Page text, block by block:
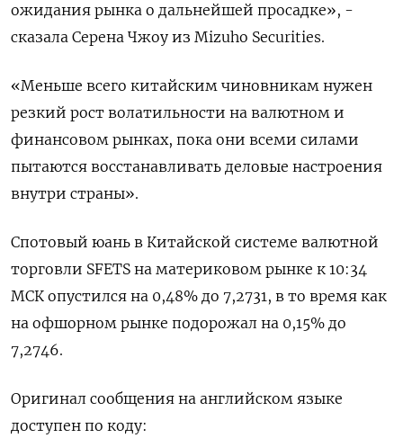
ожидания рынка о дальнейшей просадке», -
сказала Серена Чжоу из Mizuho Securities.
«Меньше всего китайским чиновникам нужен
резкий рост волатильности на валютном и
финансовом рынках, пока они всеми силами
пытаются восстанавливать деловые настроения
внутри страны».
Спотовый юань в Китайской системе валютной
торговли SFETS на материковом рынке к 10:34
МСК опустился на 0,48% до​ 7,2731​, в то время как
на офшорном рынке подорожал на 0,15% до
7,2746.
Оригинал сообщения на английском языке
доступен по коду: